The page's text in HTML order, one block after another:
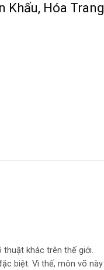
Khấu, Hóa Trang
khác trên thế giới.
biệt. Vì thế, môn võ này